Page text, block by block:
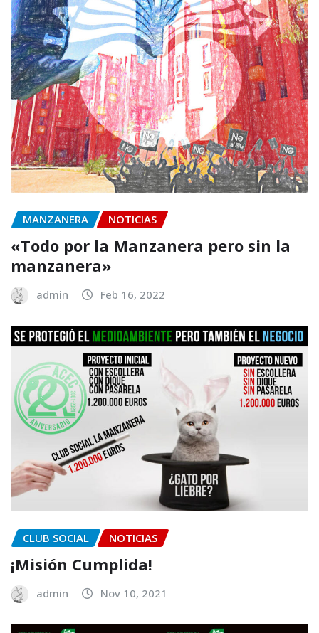
MANZANERA NOTICIAS
«Todo por la Manzanera pero sin la
manzanera»
admin Feb 16, 2022
CLUB SOCIAL NOTICIAS
¡Misión Cumplida!
admin Nov 10, 2021